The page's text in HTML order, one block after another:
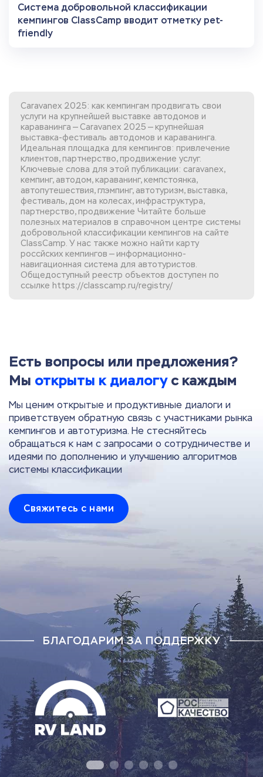
Система добровольной классификации
кемпингов ClassCamp вводит отметку pet-
friendly
Caravanex 2025: как кемпингам продвигать свои
услуги на крупнейшей выставке автодомов и
караванинга — Caravanex 2025 — крупнейшая
выставка-фестиваль автодомов и караванинга.
Идеальная площадка для кемпингов: привлечение
клиентов, партнерство, продвижение услуг.
Ключевые слова для этой публикации: caravanex,
кемпинг, автодом, караванинг, кемпстоянка,
автопутешествия, глэмпинг, автотуризм, выставка,
фестиваль, дом на колесах, инфраструктура,
партнерство, продвижение Читайте больше
полезных материалов в справочном центре системы
добровольной классификации кемпингов на сайте
ClassCamp. У нас также можно найти карту
россйских кемпингов — информационно-
навигационная система для автотуристов.
Общедоступный реестр объектов доступен по
ссылке https://classcamp.ru/registry/
Есть вопросы или предложения?
Мы открыты к диалогус каждым
Мы ценим открытые и продуктивные диалоги и
приветствуем обратную связь с участниками рынка
кемпингов и автотуризма. Не стесняйтесь
обращаться к нам с запросами о сотрудничестве и
идеями по дополнению и улучшению алгоритмов
системы классификации
Свяжитесь с нами
БЛАГОДАРИМ ЗА ПОДДЕРЖКУ